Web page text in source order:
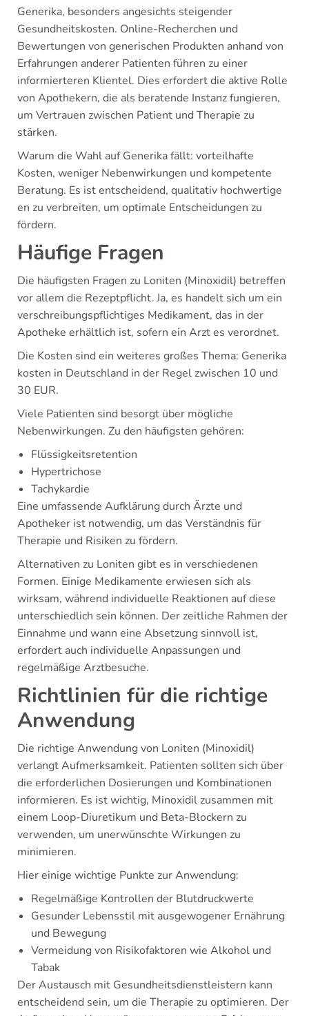
Generika, besonders angesichts steigender
Gesundheitskosten. Online-Recherchen und
Bewertungen von generischen Produkten anhand von
Erfahrungen anderer Patienten führen zu einer
informierteren Klientel. Dies erfordert die aktive Rolle
von Apothekern, die als beratende Instanz fungieren,
um Vertrauen zwischen Patient und Therapie zu
stärken.
Warum die Wahl auf Generika fällt: vorteilhafte
Kosten, weniger Nebenwirkungen und kompetente
Beratung. Es ist entscheidend, qualitativ hochwertige
en zu verbreiten, um optimale Entscheidungen zu
fördern.
Häufige Fragen
Die häufigsten Fragen zu Loniten (Minoxidil) betreffen
vor allem die Rezeptpflicht. Ja, es handelt sich um ein
verschreibungspflichtiges Medikament, das in der
Apotheke erhältlich ist, sofern ein Arzt es verordnet.
Die Kosten sind ein weiteres großes Thema: Generika
kosten in Deutschland in der Regel zwischen 10 und
30 EUR.
Viele Patienten sind besorgt über mögliche
Nebenwirkungen. Zu den häufigsten gehören:
Flüssigkeitsretention
Hypertrichose
Tachykardie
Eine umfassende Aufklärung durch Ärzte und
Apotheker ist notwendig, um das Verständnis für
Therapie und Risiken zu fördern.
Alternativen zu Loniten gibt es in verschiedenen
Formen. Einige Medikamente erwiesen sich als
wirksam, während individuelle Reaktionen auf diese
unterschiedlich sein können. Der zeitliche Rahmen der
Einnahme und wann eine Absetzung sinnvoll ist,
erfordert auch individuelle Anpassungen und
regelmäßige Arztbesuche.
Richtlinien für die richtige
Anwendung
Die richtige Anwendung von Loniten (Minoxidil)
verlangt Aufmerksamkeit. Patienten sollten sich über
die erforderlichen Dosierungen und Kombinationen
informieren. Es ist wichtig, Minoxidil zusammen mit
einem Loop-Diuretikum und Beta-Blockern zu
verwenden, um unerwünschte Wirkungen zu
minimieren.
Hier einige wichtige Punkte zur Anwendung:
Regelmäßige Kontrollen der Blutdruckwerte
Gesunder Lebensstil mit ausgewogener Ernährung
und Bewegung
Vermeidung von Risikofaktoren wie Alkohol und
Tabak
Der Austausch mit Gesundheitsdienstleistern kann
entscheidend sein, um die Therapie zu optimieren. Der